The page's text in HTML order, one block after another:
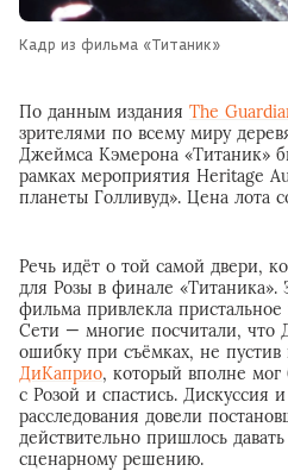
Кадр из фильма «Титаник»
По данным издания The
зрителями по всему миру
Джеймса Кэмерона «Титаник»
рамках мероприятия Heritage
планеты Голливуд». Цена лота
Речь идёт о той самой двери,
для Розы в финале «Титаника».
фильма привлекла
Сети — многие посчитали, что
ошибку при съёмках, не пустив
ДиКаприо, который вполне мог
с Розой и спастись. Дискуссия
расследования довели
действительно пришлось
сценарному решению.